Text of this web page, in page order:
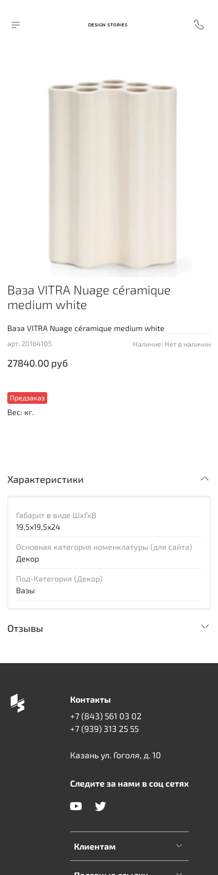
DESIGN STORIES
арт. 20164105 Наличие: Нет в наличии
Предзаказ
Ваза VITRA Nuage céramique
medium white
27840.00 руб
Ваза VITRA Nuage céramique medium white
Вес: кг.
Характеристики
Габарит в виде ШхГхВ
19,5x19,5x24
Основная категория номенклатуры (для сайта)
Декор
Под-Категория (Декор)
Вазы
Отзывы
Клиентам
Контакты
+7 (843) 561 03 02
+7 (939) 313 25 55
Казань ул. Гоголя, д. 10
Следите за нами в соц сетях